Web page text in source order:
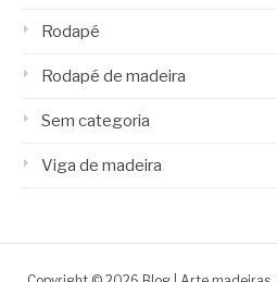
Rodapé
Rodapé de madeira
Sem categoria
Viga de madeira